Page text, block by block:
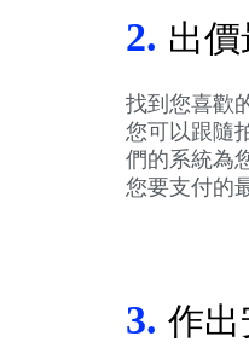
2. 出
找到您喜歡
您可以跟隨
們的系統為
您要支付的
3. 作出